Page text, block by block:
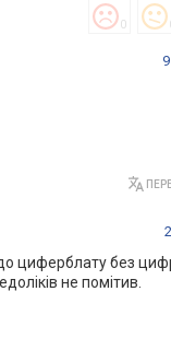
0
циферблату без
не помітив.